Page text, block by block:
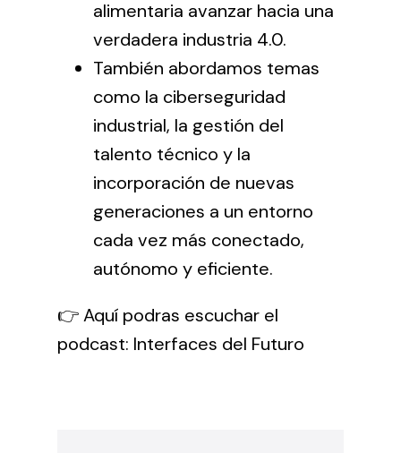
alimentaria avanzar hacia una
verdadera industria 4.0.
También abordamos temas
como la ciberseguridad
industrial, la gestión del
talento técnico y la
incorporación de nuevas
generaciones a un entorno
cada vez más conectado,
autónomo y eficiente.
👉 Aquí podras escuchar el
podcast: Interfaces del Futuro